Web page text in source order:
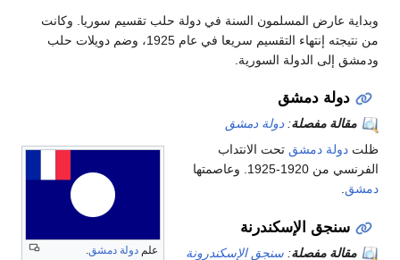
وبداية عارض المسلمون السنة في دولة حلب تقسيم سوريا. وكانت
من نتيجته إنتهاء التقسيم سريعا في عام 1925، وضم دويلات حلب
ودمشق إلى الدولة السورية.
دولة دمشق
مقالة مفصلة: دولة دمشق
علم دولة دمشق.
ظلت دولة دمشق تحت الانتداب
الفرنسي من 1920-1925. وعاصمتها
دمشق.
سنجق الإسكندرنة
مقالة مفصلة: سنجق الإسكندرونة